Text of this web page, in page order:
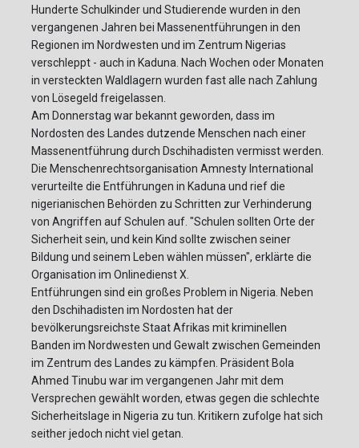
Hunderte Schulkinder und Studierende wurden in den
vergangenen Jahren bei Massenentführungen in den
Regionen im Nordwesten und im Zentrum Nigerias
verschleppt - auch in Kaduna. Nach Wochen oder Monaten
in versteckten Waldlagern wurden fast alle nach Zahlung
von Lösegeld freigelassen.
Am Donnerstag war bekannt geworden, dass im
Nordosten des Landes dutzende Menschen nach einer
Massenentführung durch Dschihadisten vermisst werden.
Die Menschenrechtsorganisation Amnesty International
verurteilte die Entführungen in Kaduna und rief die
nigerianischen Behörden zu Schritten zur Verhinderung
von Angriffen auf Schulen auf. "Schulen sollten Orte der
Sicherheit sein, und kein Kind sollte zwischen seiner
Bildung und seinem Leben wählen müssen", erklärte die
Organisation im Onlinedienst X.
Entführungen sind ein großes Problem in Nigeria. Neben
den Dschihadisten im Nordosten hat der
bevölkerungsreichste Staat Afrikas mit kriminellen
Banden im Nordwesten und Gewalt zwischen Gemeinden
im Zentrum des Landes zu kämpfen. Präsident Bola
Ahmed Tinubu war im vergangenen Jahr mit dem
Versprechen gewählt worden, etwas gegen die schlechte
Sicherheitslage in Nigeria zu tun. Kritikern zufolge hat sich
seither jedoch nicht viel getan.